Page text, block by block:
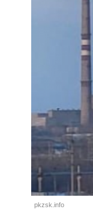
pkzsk.info